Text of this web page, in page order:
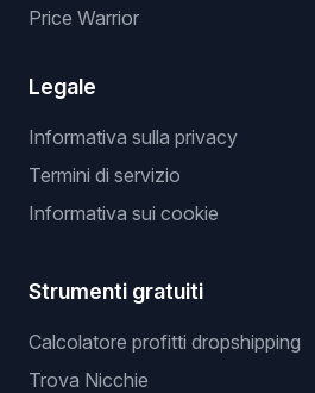
Price Warrior
Legale
Informativa sulla privacy
Termini di servizio
Informativa sui cookie
Strumenti gratuiti
Calcolatore profitti dropshipping
Trova Nicchie